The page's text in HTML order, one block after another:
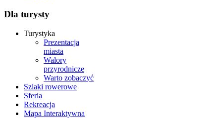
Dla turysty
Turystyka
Prezentacja
miasta
Walory
przyrodnicze
Warto zobaczyć
Szlaki rowerowe
Sferia
Rekreacja
Mapa Interaktywna